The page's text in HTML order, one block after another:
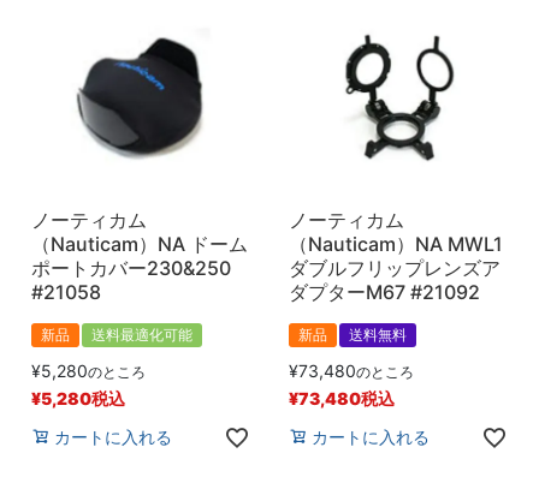
ノーティカム
（Nauticam）NA ドーム
ポートカバー230&250
#21058
新品 送料最適化可能
¥5,280のところ
¥5,280税込
カートに入れる
ノーティカム
（Nauticam）NA MWL1
ダブルフリップレンズア
ダプターM67 #21092
新品 送料無料
¥73,480のところ
¥73,480税込
カートに入れる